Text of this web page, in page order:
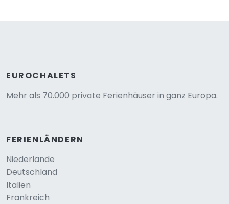
EUROCHALETS
Mehr als 70.000 private Ferienhäuser in ganz Europa.
FERIENLÄNDERN
Niederlande
Deutschland
Italien
Frankreich